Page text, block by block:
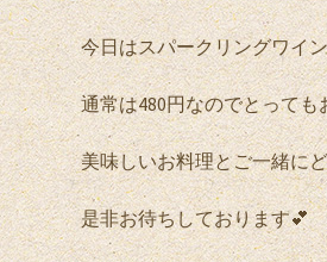
今日はスパークリングワイ
通常は480円なのでとって
美味しいお料理とご一緒に
是非お待ちしております💕